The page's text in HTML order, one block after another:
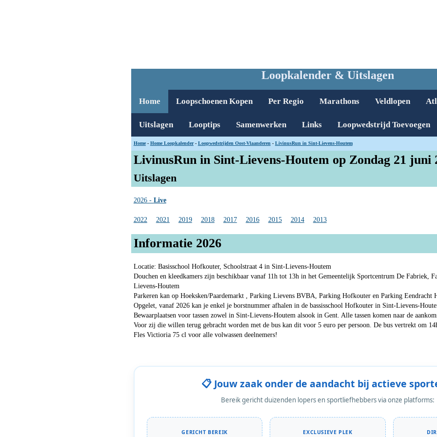
Loopkalender & Uitslagen
Home Loopschoenen Kopen Per Regio Marathons Veldlopen
Uitslagen Looptips Samenwerken Links Loopwedstrijd Toevoegen
Home- Home Loopkalender- Loopwedstrijden Oost-Vlaanderen - LivinusRun in Sint-Lievens-Houtem
LivinusRun in Sint-Lievens-Houtem op Zondag 21 juni
Uitslagen
2026 - Live
2022 2021 2019 2018 2017 2016 2015 2014 2013
Informatie 2026
Locatie: Basisschool Hofkouter, Schoolstraat 4 in Sint-Lievens-Houtem
Douchen en kleedkamers zijn beschikbaar vanaf 11h tot 13h in het Gemeentelijk Sportcentrum De Fabriek,
Lievens-Houtem
Parkeren kan op Hoeksken/Paardemarkt , Parking Lievens BVBA, Parking Hofkouter en Parking Eendracht
Opgelet, vanaf 2026 kan je enkel je borstnummer afhalen in de bassisschool Hofkouter in Sint-Lievens-
Bewaarplaatsen voor tassen zowel in Sint-Lievens-Houtem alsook in Gent. Alle tassen komen naar de
Voor zij die willen terug gebracht worden met de bus kan dit voor 5 euro per persoon. De bus vertrekt om
Fles Victioria 75 cl voor alle volwassen deelnemers!
📋 Jouw zaak onder de aandacht bij actieve
Bereik gericht duizenden lopers en sportliefhebbers via onze platforms:
GERICHT BEREIK EXCLUSIEVE PLEK